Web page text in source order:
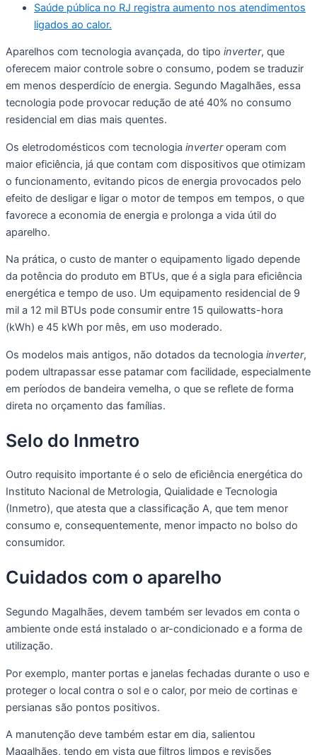
Saúde pública no RJ registra aumento nos atendimentos
ligados ao calor.
Aparelhos com tecnologia avançada, do tipo inverter, que
oferecem maior controle sobre o consumo, podem se traduzir
em menos desperdício de energia. Segundo Magalhães, essa
tecnologia pode provocar redução de até 40% no consumo
residencial em dias mais quentes.
Os eletrodomésticos com tecnologia inverteroperam com
maior eficiência, já que contam com dispositivos que otimizam
o funcionamento, evitando picos de energia provocados pelo
efeito de desligar e ligar o motor de tempos em tempos, o que
favorece a economia de energia e prolonga a vida útil do
aparelho.
Na prática, o custo de manter o equipamento ligado depende
da potência do produto em BTUs, que é a sigla para eficiência
energética e tempo de uso. Um equipamento residencial de 9
mil a 12 mil BTUs pode consumir entre 15 quilowatts-hora
(kWh) e 45 kWh por mês, em uso moderado.
Os modelos mais antigos, não dotados da tecnologia inverter,
podem ultrapassar esse patamar com facilidade, especialmente
em períodos de bandeira vemelha, o que se reflete de forma
direta no orçamento das famílias.
Selo do Inmetro
Outro requisito importante é o selo de eficiência energética do
Instituto Nacional de Metrologia, Quialidade e Tecnologia
(Inmetro), que atesta que a classificação A, que tem menor
consumo e, consequentemente, menor impacto no bolso do
consumidor.
Cuidados com o aparelho
Segundo Magalhães, devem também ser levados em conta o
ambiente onde está instalado o ar-condicionado e a forma de
utilização.
Por exemplo, manter portas e janelas fechadas durante o uso e
proteger o local contra o sol e o calor, por meio de cortinas e
persianas são pontos positivos.
A manutenção deve também estar em dia, salientou
Magalhães, tendo em vista que filtros limpos e revisões